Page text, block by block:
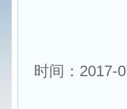
时间：2017-